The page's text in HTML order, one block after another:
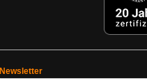
Newsletter